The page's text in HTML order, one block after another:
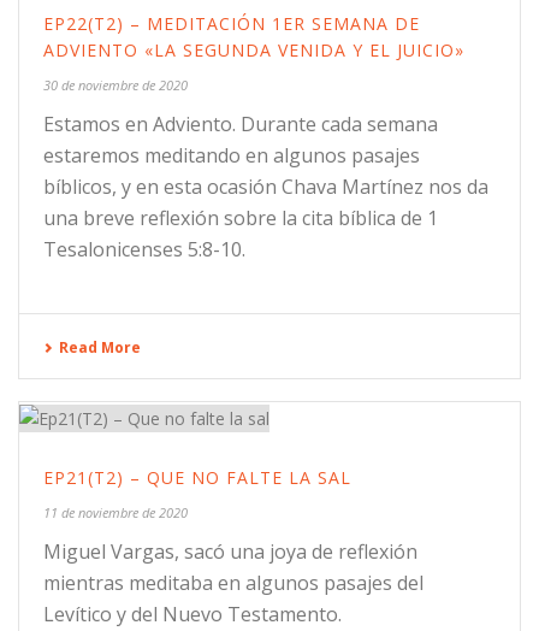
EP22(T2) – MEDITACIÓN 1ER SEMANA DE
ADVIENTO «LA SEGUNDA VENIDA Y EL JUICIO»
30 de noviembre de 2020
Estamos en Adviento. Durante cada semana
estaremos meditando en algunos pasajes
bíblicos, y en esta ocasión Chava Martínez nos da
una breve reflexión sobre la cita bíblica de 1
Tesalonicenses 5:8-10.
Read More
EP21(T2) – QUE NO FALTE LA SAL
11 de noviembre de 2020
Miguel Vargas, sacó una joya de reflexión
mientras meditaba en algunos pasajes del
Levítico y del Nuevo Testamento.